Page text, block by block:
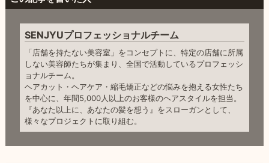
SENJYUプロフェッショナルチーム
「店舗を持たない美容室」をコンセプトに、特定の店舗に所属
しない美容師たちが集まり、全国で活動しているプロフェッシ
ョナルチーム。
ヘアカット・ヘアケア・縮毛矯正などの悩みを抱える女性たち
を中心に、年間5,000人以上のお客様のヘアスタイルを担当。
『あなた以上に、あなたの髪を想う』をスローガンとして、
様々なプロジェクトに取り組む。